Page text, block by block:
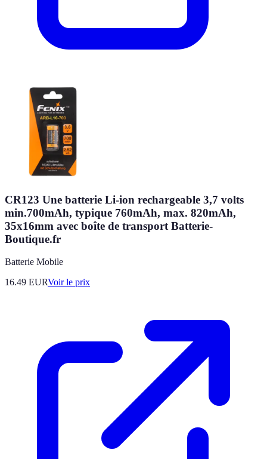
CR123 Une batterie Li-ion rechargeable 3,7 volts
min.700mAh, typique 760mAh, max. 820mAh,
35x16mm avec boîte de transport Batterie-
Boutique.fr
Batterie Mobile
16.49 EURVoir le prix